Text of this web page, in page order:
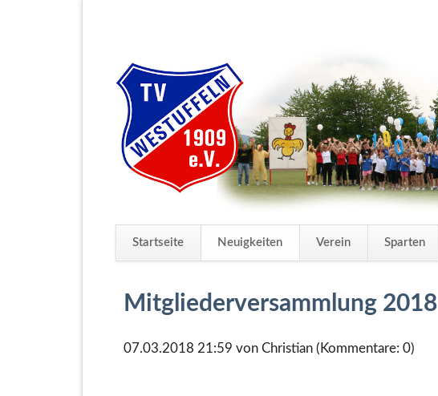
Startseite Neuigkeiten Verein Sparten
überspringen
Mitgliederversammlung 2018
07.03.2018 21:59 von Christian (Kommentare: 0)